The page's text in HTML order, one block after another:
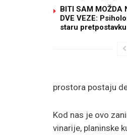
BITI SAM MOŽDA
DVE VEZE:
staru pretpostavku
prostora postaju
Kod nas je ovo
vinarije, planinske